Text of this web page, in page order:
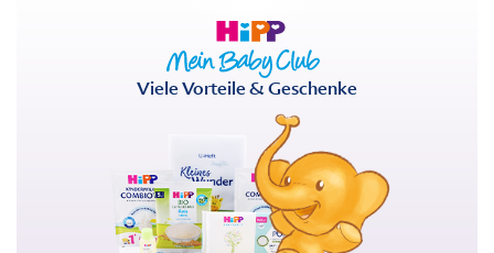
Viele Vorteile & Geschenke